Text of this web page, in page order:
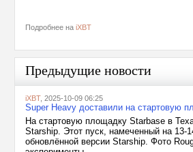
Подробнее на iXBT
Предыдущие новости
iXBT, 2025-10-09 06:25
Super Heavy доставили на стартовую
На стартовую площадку Starbase в
Starship. Этот пуск, намеченный на 13-
обновлённой версии Starship. Фото